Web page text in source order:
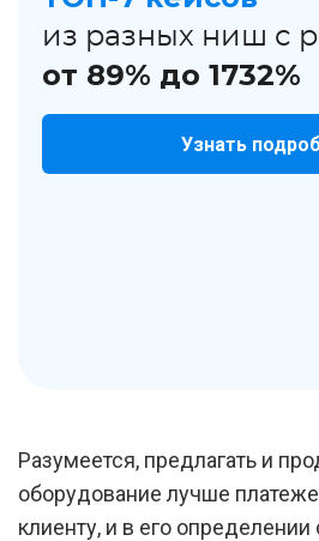
из разных ниш с
от 89% до 1732%
Узнать
Разумеется, предлагать и
оборудование лучше
клиенту, и в его